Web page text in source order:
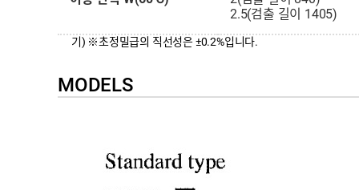
2.5(검출 길이 1405)
기) ※초정밀급의 직선성은 ±0.2%입니다.
MODELS